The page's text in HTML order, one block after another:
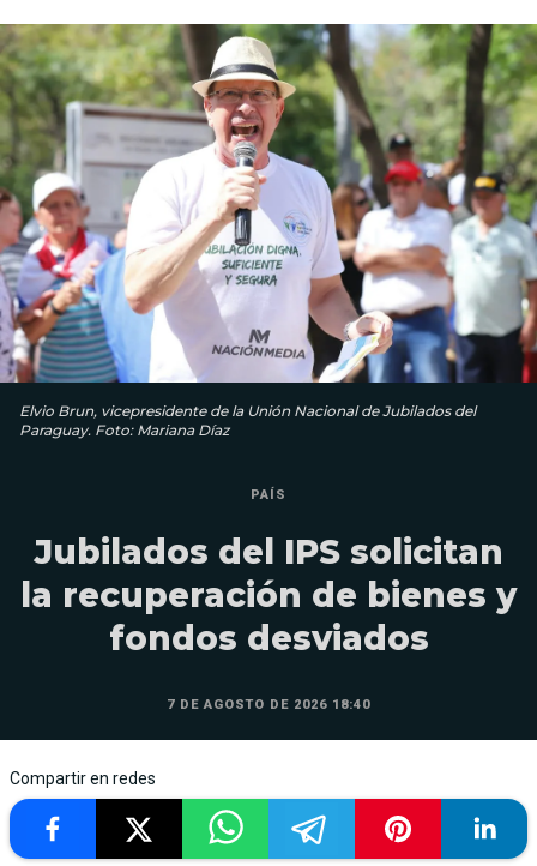
Elvio Brun, vicepresidente de la Unión Nacional de Jubilados del
Paraguay. Foto: Mariana Díaz
PAÍS
Jubilados del IPS solicitan
la recuperación de bienes y
fondos desviados
7 DE AGOSTO DE 2026 18:40
Compartir en redes